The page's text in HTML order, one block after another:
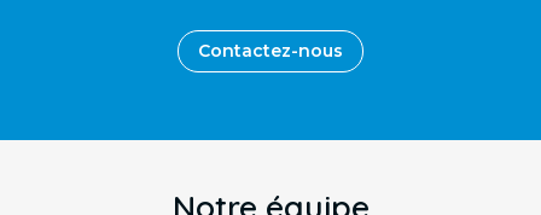
Contactez-nous
Notre équipe